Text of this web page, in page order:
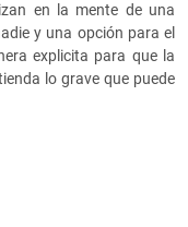
en la mente de una
y una opción para el
explicita para que la
lo grave que puede